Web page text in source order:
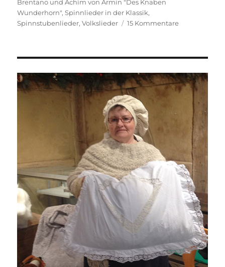
Brentano und Achim von Armin "Des Knaben
Wunderhorn",Spinnlieder in der Klassik,
Spinnstubenlieder,Volkslieder 15 Kommentarezu
Geselligkeit,
Sehnsüchten
Gefühlen.